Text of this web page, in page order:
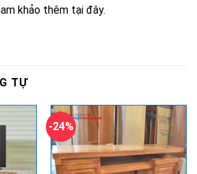
khảo thêm tại đây.
TỰ
-24%